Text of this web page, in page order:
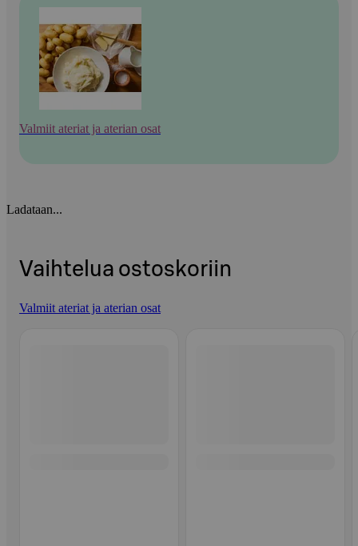
Valmiit ateriat ja aterian osat
Ladataan...
Vaihtelua ostoskoriin
Valmiit ateriat ja aterian osat